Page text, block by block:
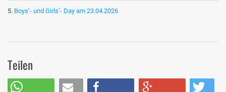
Boys‘- und Girls‘- Day am 23.04.2026
Teilen